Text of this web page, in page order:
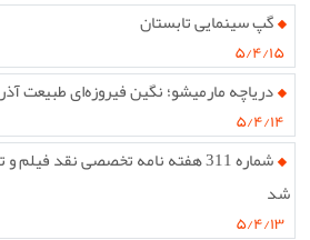
گپ سینمایی تابستان
۵/۴/۱۵
دریاچه مارمیشو؛ نگین فیروزه‌ای طبیعت
۵/۴/۱۴
شماره 311 هفته نامه تخصصی نقد
شد
۵/۴/۱۳